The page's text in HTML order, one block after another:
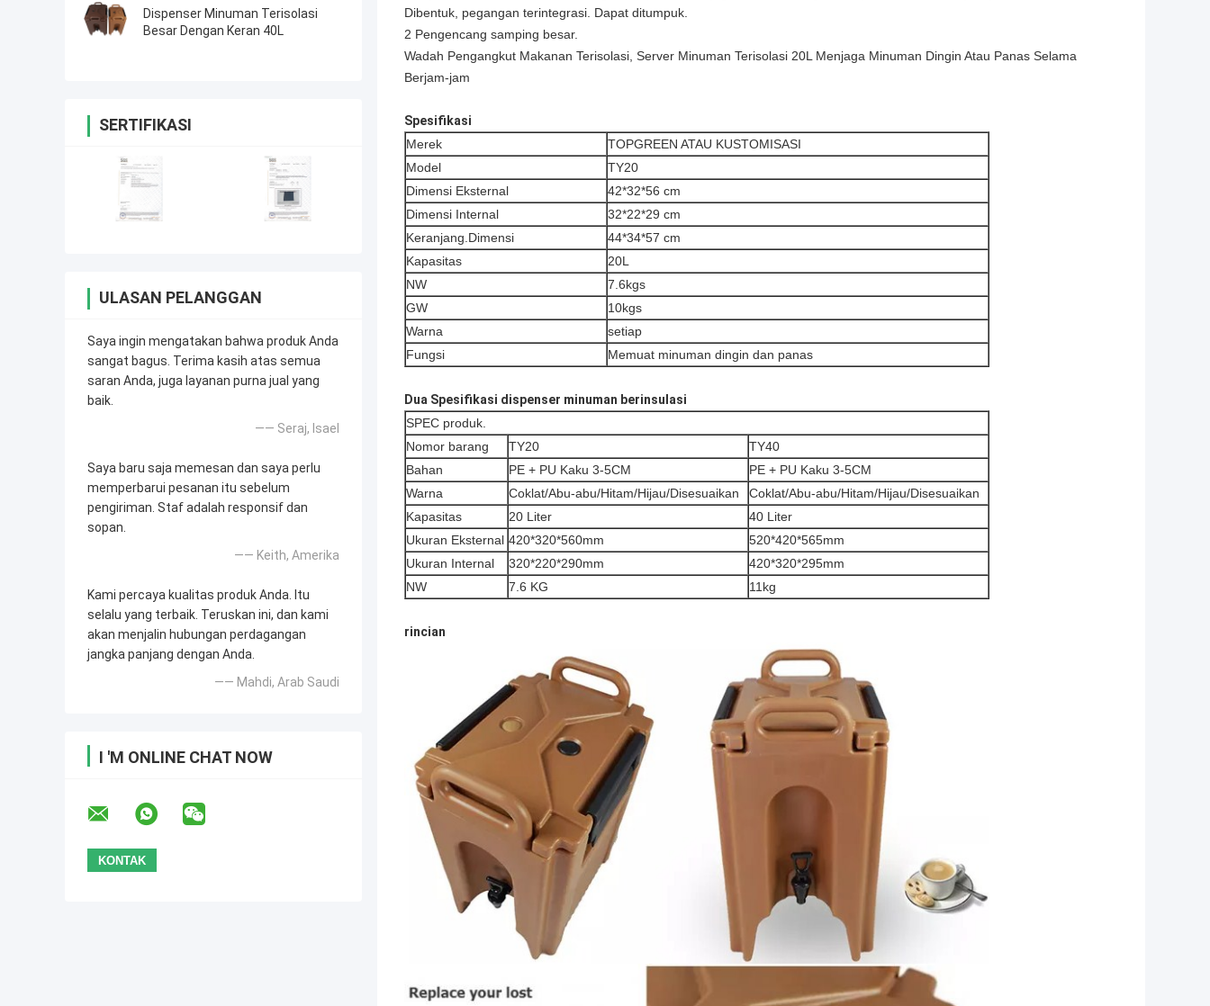
Dispenser Minuman Terisolasi
Besar Dengan Keran 40L
SERTIFIKASI
ULASAN PELANGGAN
Saya ingin mengatakan bahwa produk Anda
sangat bagus. Terima kasih atas semua
saran Anda, juga layanan purna jual yang
baik.
—— Seraj, Isael
Saya baru saja memesan dan saya perlu
memperbarui pesanan itu sebelum
pengiriman. Staf adalah responsif dan
sopan.
—— Keith, Amerika
Kami percaya kualitas produk Anda. Itu
selalu yang terbaik. Teruskan ini, dan kami
akan menjalin hubungan perdagangan
jangka panjang dengan Anda.
—— Mahdi, Arab Saudi
I 'M ONLINE CHAT NOW
Dibentuk, pegangan terintegrasi. Dapat ditumpuk.
2 Pengencang samping besar.
Wadah Pengangkut Makanan Terisolasi, Server Minuman Terisolasi 20L Menjaga Minuman Dingin Atau Panas Selama
Berjam-jam
Spesifikasi
Merek
TOPGREEN ATAU KUSTOMISASI
Model
TY20
Dimensi Eksternal
42*32*56 cm
Dimensi Internal
32*22*29 cm
Keranjang.Dimensi
44*34*57 cm
Kapasitas
20L
NW
7.6kgs
GW
10kgs
Warna
setiap
Fungsi
Memuat minuman dingin dan panas
Dua Spesifikasi dispenser minuman berinsulasi
SPEC produk.
Nomor barang
TY20
TY40
Bahan
PE + PU Kaku 3-5CM
PE + PU Kaku 3-5CM
Warna
Coklat/Abu-abu/Hitam/Hijau/Disesuaikan
Coklat/Abu-abu/Hitam/Hijau/Disesuaikan
Kapasitas
20 Liter
40 Liter
Ukuran Eksternal 420*320*560mm
520*420*565mm
Ukuran Internal
320*220*290mm
420*320*295mm
NW
7.6 KG 11kg
rincian